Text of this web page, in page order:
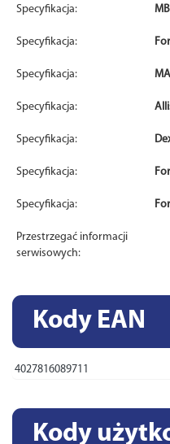
Specyfikacja:
Specyfikacja:
Specyfikacja:
Specyfikacja:
Specyfikacja:
Specyfikacja:
Specyfikacja:
Przestrzegać informacji
serwisowych:
Kody EAN
4027816089711
Kody